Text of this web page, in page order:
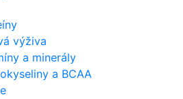
výživa
a minerály
a BCAA